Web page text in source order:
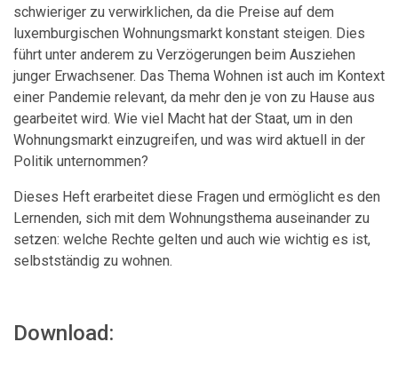
schwieriger zu verwirklichen, da die Preise auf dem
luxemburgischen Wohnungsmarkt konstant steigen. Dies
führt unter anderem zu Verzögerungen beim Ausziehen
junger Erwachsener. Das Thema Wohnen ist auch im Kontext
einer Pandemie relevant, da mehr den je von zu Hause aus
gearbeitet wird. Wie viel Macht hat der Staat, um in den
Wohnungsmarkt einzugreifen, und was wird aktuell in der
Politik unternommen?
Dieses Heft erarbeitet diese Fragen und ermöglicht es den
Lernenden, sich mit dem Wohnungsthema auseinander zu
setzen: welche Rechte gelten und auch wie wichtig es ist,
selbstständig zu wohnen.
Download: